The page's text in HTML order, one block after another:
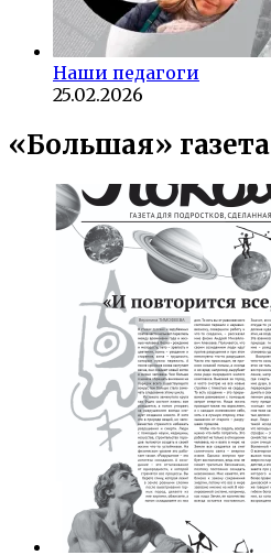
Наши педагоги
25.02.2026
«Большая» газета